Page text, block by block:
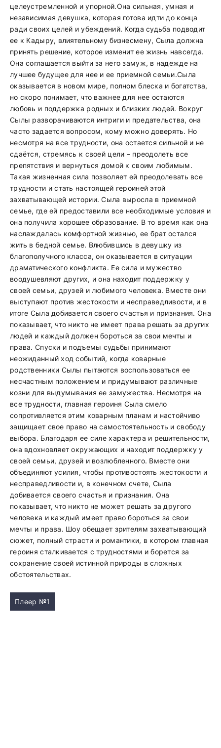
целеустремленной и упорной.Она сильная, умная и
независимая девушка, которая готова идти до конца
ради своих целей и убеждений. Когда судьба подводит
ее к Кадыру, влиятельному бизнесмену, Сыла должна
принять решение, которое изменит ее жизнь навсегда.
Она соглашается выйти за него замуж, в надежде на
лучшее будущее для нее и ее приемной семьи.Сыла
оказывается в новом мире, полном блеска и богатства,
но скоро понимает, что важнее для нее остаются
любовь и поддержка родных и близких людей. Вокруг
Сылы разворачиваются интриги и предательства, она
часто задается вопросом, кому можно доверять. Но
несмотря на все трудности, она остается сильной и не
сдаётся, стремясь к своей цели – преодолеть все
препятствия и вернуться домой к своим любимым.
Такая жизненная сила позволяет ей преодолевать все
трудности и стать настоящей героиней этой
захватывающей истории. Сыла выросла в приемной
семье, где ей предоставили все необходимые условия и
она получила хорошее образование. В то время как она
наслаждалась комфортной жизнью, ее брат остался
жить в бедной семье. Влюбившись в девушку из
благополучного класса, он оказывается в ситуации
драматического конфликта. Ее сила и мужество
воодушевляют других, и она находит поддержку у
своей семьи, друзей и любимого человека. Вместе они
выступают против жестокости и несправедливости, и в
итоге Сыла добивается своего счастья и признания. Она
показывает, что никто не имеет права решать за других
людей и каждый должен бороться за свои мечты и
права. Спуски и подъемы судьбы принимают
неожиданный ход событий, когда коварные
родственники Сылы пытаются воспользоваться ее
несчастным положением и придумывают различные
козни для выдумывания ее замужества. Несмотря на
все трудности, главная героиня Сыла смело
сопротивляется этим коварным планам и настойчиво
защищает свое право на самостоятельность и свободу
выбора. Благодаря ее силе характера и решительности,
она вдохновляет окружающих и находит поддержку у
своей семьи, друзей и возлюбленного. Вместе они
объединяют усилия, чтобы противостоять жестокости и
несправедливости и, в конечном счете, Сыла
добивается своего счастья и признания. Она
показывает, что никто не может решать за другого
человека и каждый имеет право бороться за свои
мечты и права. Шоу обещает зрителям захватывающий
сюжет, полный страсти и романтики, в котором главная
героиня сталкивается с трудностями и борется за
сохранение своей истинной природы в сложных
обстоятельствах.
Плеер №1